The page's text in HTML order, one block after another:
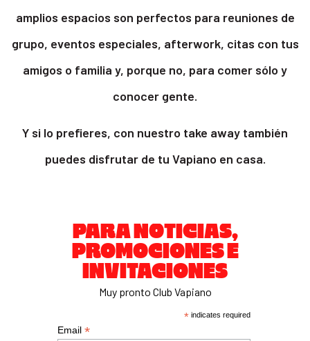
amplios espacios son perfectos para reuniones de
grupo, eventos especiales, afterwork, citas con tus
amigos o familia y, porque no, para comer sólo y
conocer gente.
Y si lo prefieres, con nuestro take away también
puedes disfrutar de tu Vapiano en casa.
PARA NOTICIAS,
PROMOCIONES E
INVITACIONES
Muy pronto Club Vapiano
* indicates required
Email *